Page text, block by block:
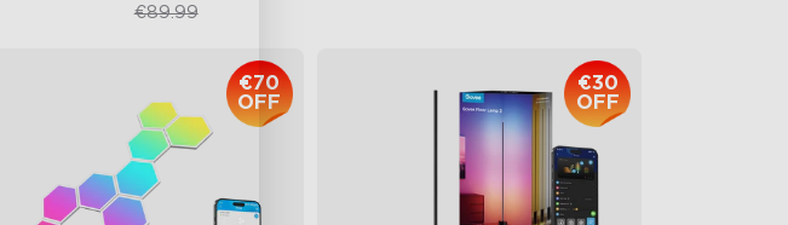
€59.99€89.99
€70
OFF
€30
OFF